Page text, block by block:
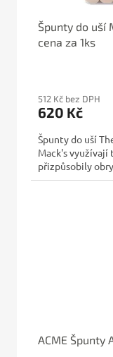
Špunty do uší
cena za 1ks
512 Kč bez DPH
620 Kč
Špunty do uší
Mack's využívají
přizpůsobily
ACME Špunty